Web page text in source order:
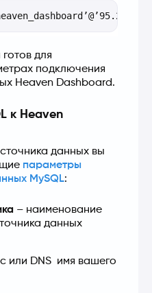
для
подключения
Heaven Dashboard.
к Heaven
данных вы
параметры
MySQL:
– наименование
данных
или DNS  имя вашего